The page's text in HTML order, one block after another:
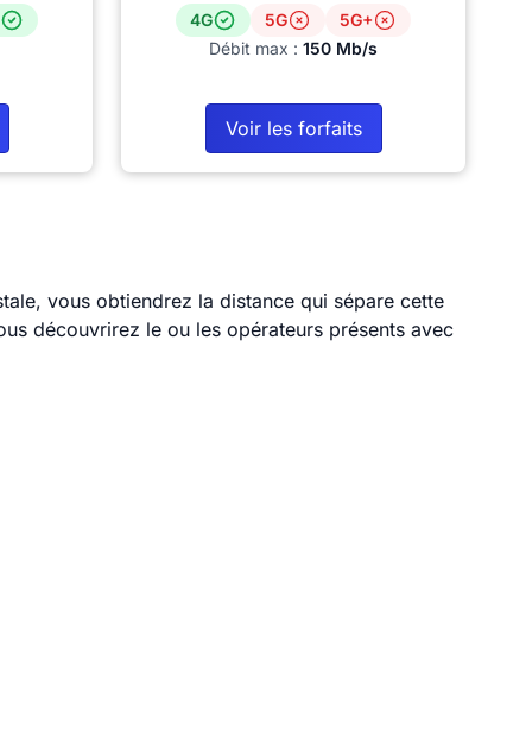
4G 5G
5G+
Débit max : 150 Mb/s
Voir les forfaits
vous obtiendrez la distance qui sépare cette
découvrirez le ou les opérateurs présents avec